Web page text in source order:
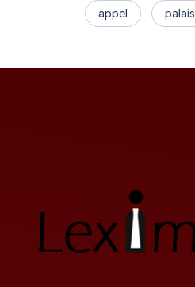
appel palais